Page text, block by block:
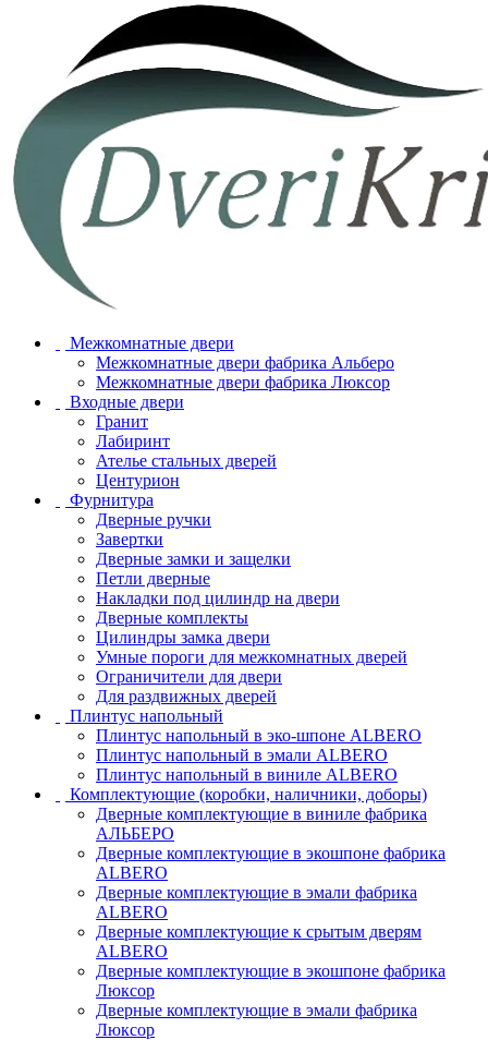
Межкомнатные двери
Межкомнатные двери фабрика Альберо
Межкомнатные двери фабрика Люксор
Входные двери
Гранит
Лабиринт
Ателье стальных дверей
Центурион
Фурнитура
Дверные ручки
Завертки
Дверные замки и защелки
Петли дверные
Накладки под цилиндр на двери
Дверные комплекты
Цилиндры замка двери
Умные пороги для межкомнатных дверей
Ограничители для двери
Для раздвижных дверей
Плинтус напольный
Плинтус напольный в эко-шпоне ALBERO
Плинтус напольный в эмали ALBERO
Плинтус напольный в виниле ALBERO
Комплектующие (коробки, наличники, доборы)
Дверные комплектующие в виниле фабрика
АЛЬБЕРО
Дверные комплектующие в экошпоне фабрика
ALBERO
Дверные комплектующие в эмали фабрика
ALBERO
Дверные комплектующие к срытым дверям
ALBERO
Дверные комплектующие в экошпоне фабрика
Люксор
Дверные комплектующие в эмали фабрика
Люксор